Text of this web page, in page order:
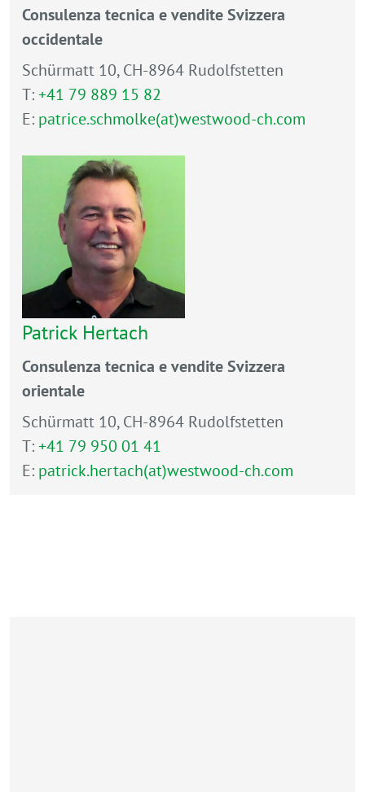
Consulenza tecnica e vendite Svizzera
occidentale
Schürmatt 10, CH-8964 Rudolfstetten
T:+41 79 889 15 82
E: patrice.schmolke(at)westwood-ch.com
Patrick Hertach
Consulenza tecnica e vendite Svizzera
orientale
Schürmatt 10, CH-8964 Rudolfstetten
T:+41 79 950 01 41
E: patrick.hertach(at)westwood-ch.com